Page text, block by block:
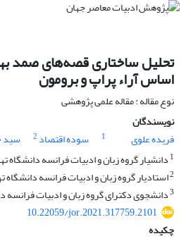
تحلیل ساختاری قصه‌های صمد
اساس آراء پراپ و برومون
نوع مقاله : مقاله علمی پژوهشی
نویسندگان
فریده علوی
1 سوده اقتصاد 2 سید
1 دانشیار گروه زبان و ادبیات فرانسه دانشگاه
2استادیار گروه زبان و ادبیات فرانسه دانشگاه
3دانشجوی دکترای گروه زبان و ادبیات فرانسه
10.22059/jor.2021.317759.2101
چکیده